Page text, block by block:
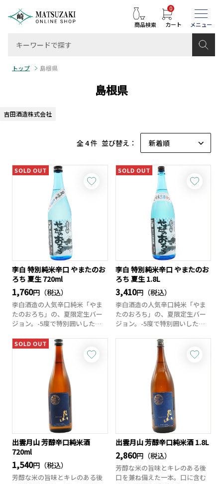
商品検索 カート
0
トップ 島根県
島根県
吉田酒造株式会社
全 4 件 並び替え：
SOLD OUT
李白 特別純米辛口 やまたのお
ろち 夏生 720ml
1,760円（税込）
李白酒造の人気辛口純米「やま
たのおろち」の、夏限定生バー
ジョン。-5度で特別囲いした生
SOLD OUT
李白 特別純米辛口 やまたのお
ろち 夏生 1.8L
3,410円（税込）
李白酒造の人気辛口純米「やま
たのおろち」の、夏限定生バー
ジョン。-5度で特別囲いした生
SOLD OUT
出雲月山 芳醇辛口純米酒
720ml
1,540円（税込）
芳醇な米の旨味とキレのある後
出雲月山 芳醇辛口純米酒 1.8L
2,860円（税込）
芳醇な米の旨味とキレのある後
口を兼ね備えた一本。口に含む